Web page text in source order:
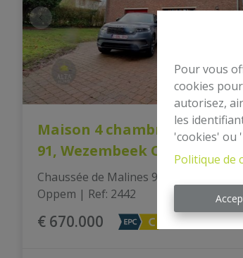
Pour vous
cookies
autorisez,
les
'cookies' ou
Politique de
Maison 4 chambres - Ch de
91, Wezembeek Oppem
Chaussée de Malines 91, 1970
Oppem | Ref: 2442
€ 670.000